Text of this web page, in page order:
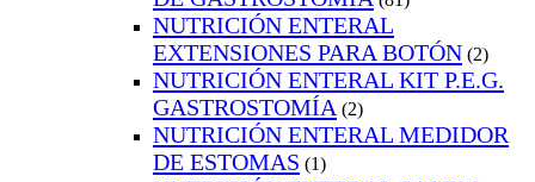
NUTRICIÓN ENTERAL
EXTENSIONES PARA BOTÓN (2)
NUTRICIÓN ENTERAL KIT P.E.G.
GASTROSTOMÍA (2)
NUTRICIÓN ENTERAL MEDIDOR
DE ESTOMAS (1)